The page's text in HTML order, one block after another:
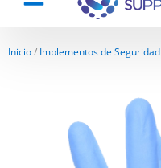
Inicio/ Implementos de Seguridad